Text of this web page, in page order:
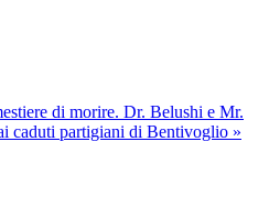
di morire. Dr. Belushi e Mr.
caduti partigiani di Bentivoglio »